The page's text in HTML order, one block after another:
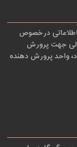
درخصوص
جهت پرورش
واحد پرورش دهنده